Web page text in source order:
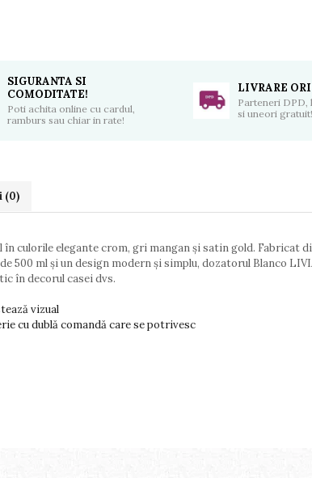
SIGURANTA SI
COMODITATE!
Poti achita online cu cardul,
ramburs sau chiar in rate!
LIVRARE
Parteneri DPD,
si uneori gratuit!
(0)
culorile elegante crom, gri mangan și satin gold. Fabricat
500 ml și un design modern și simplu, dozatorul Blanco
în decorul casei dvs.
vizual
cu dublă comandă care se potrivesc